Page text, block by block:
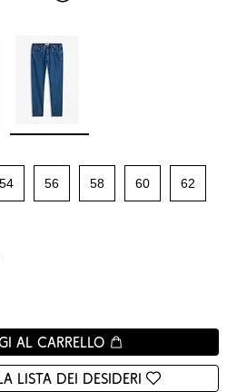
54 56 58 60 62
al carrello
Lista dei desideri